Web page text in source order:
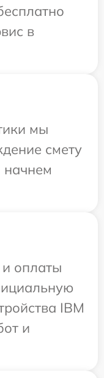
в
мы
смету
начнем
оплаты
IBM
и